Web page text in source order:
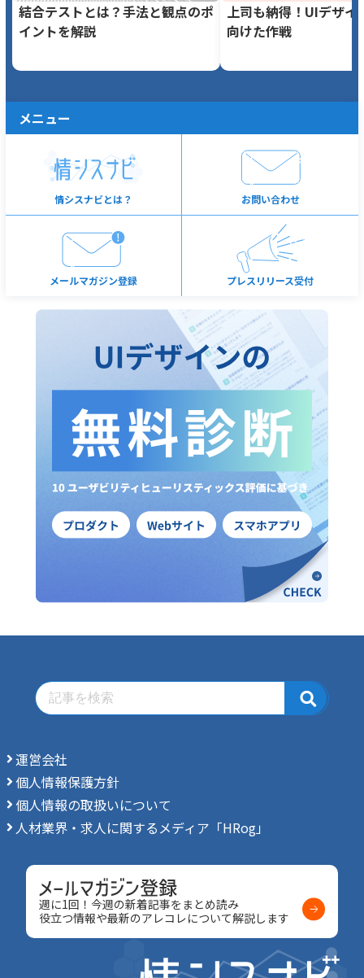
結合テストとは？手法と観点のポ
イントを解説
上司も納得！UIデザイ
向けた作戦
メニュー
情シスナビとは？ お問い合わせ
メールマガジン登録 プレスリリース受付
運営会社
個人情報保護方針
個人情報の取扱いについて
人材業界・求人に関するメディア「HRog」
週に1回！今週の新着記事をまとめ読み
役立つ情報や最新のアレコレについて解説します